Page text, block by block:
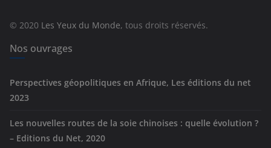
e
© 2020 Les Yeux du Monde, tous droits réservés.
Nos ouvrages
Perspectives géopolitiques en Afrique, Les éditions du net
2023
Les nouvelles routes de la soie chinoises : quelle évolution ?
– Editions du Net, 2020